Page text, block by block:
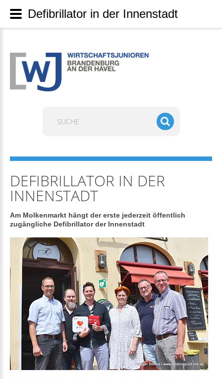
Suchen
DEFIBRILLATOR IN DER
INNENSTADT
Am Molkenmarkt hängt der erste jederzeit öffentlich
zugängliche Defibrillator der Innenstadt
Defibrillator in der Innenstadt